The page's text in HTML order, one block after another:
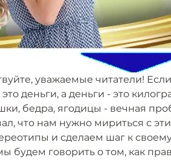
уважаемые читатели!
деньги, а деньги - это
бедра, ягодицы - вечная
что нам нужно мириться с
и сделаем шаг к
будем говорить о том, как